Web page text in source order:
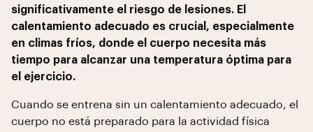
significativamente el riesgo de lesiones. El
calentamiento adecuado es crucial, especialmente
en climas fríos, donde el cuerpo necesita más
tiempo para alcanzar una temperatura óptima para
el ejercicio.
Cuando se entrena sin un calentamiento adecuado, el
cuerpo no está preparado para la actividad física